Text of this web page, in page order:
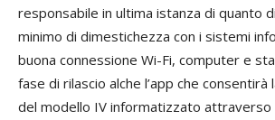
responsabile in ultima istanza di quanto
minimo di dimestichezza con i sistemi
buona connessione Wi-Fi, computer e
fase di rilascio alche l’app che consentirà
del modello IV informatizzato attraverso